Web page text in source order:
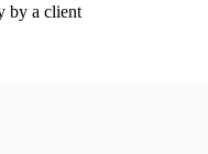
by a client